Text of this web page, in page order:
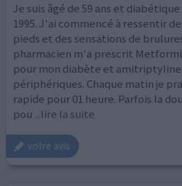
Je suis âgé de 59 ans et
1995. J'ai commencé à ressentir
pieds et des sensations de
pharmacien m'a prescrit
pour mon diabète et
périphériques. Chaque matin je
rapide pour 01 heure. Parfois la
pou ...lire la suite
votre avis